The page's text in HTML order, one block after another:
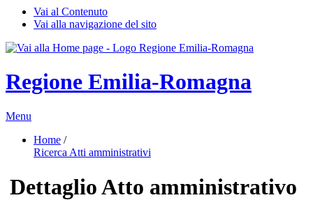
Vai al Contenuto
Vai alla navigazione del sito
Regione Emilia-Romagna
Menu
Home /
Ricerca Atti amministrativi
Dettaglio Atto amministrativo